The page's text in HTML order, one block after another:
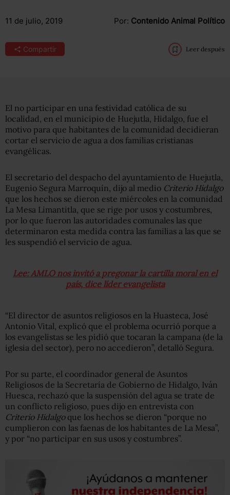
11 de julio, 2019 Por: Contenido Animal Político
Compartir Leer después
El no participar en una festividad católica de su
localidad, en el municipio de Huejutla, Hidalgo, fue el
motivo para que habitantes de la comunidad decidieran
cortar el servicio de agua a dos familias cristianas
evangélicas.
El secretario del despacho del ayuntamiento de Huejutla,
Eugenio Segura Marroquín, dijo al medio Criterio Hidalgo
que los hechos se dieron este miércoles en la comunidad
La Mesa Limantitla, que se rige por usos y costumbres,
por lo que fueron las autoridades comunales las que
determinaron esta medida contra las familias a las que se
les suspendió el servicio de agua.
Lee: AMLO nos invitó a pregonar la cartilla moral en el
país, dice líder evangelista
“El director de asuntos religiosos en la Huasteca, José
Antonio Vital, explicó que el problema ocurrió porque a
los evangelistas se les pidió que tocaran la campana (de la
iglesia del sector), pero no accedieron”, detalló Segura.
Por su parte, el coordinador general de Asuntos
Religiosos de la Secretaría de Gobierno de Hidalgo, Iván
Huesca, rechazó que la suspensión del agua se trate de
un conflicto religioso, pues dijo en entrevista con
Criterio Hidalgoque los hechos se dieron “porque no
cumplieron con las faenas de los habitantes de La Mesa”,
y por “no participar en sus usos y costumbres”.